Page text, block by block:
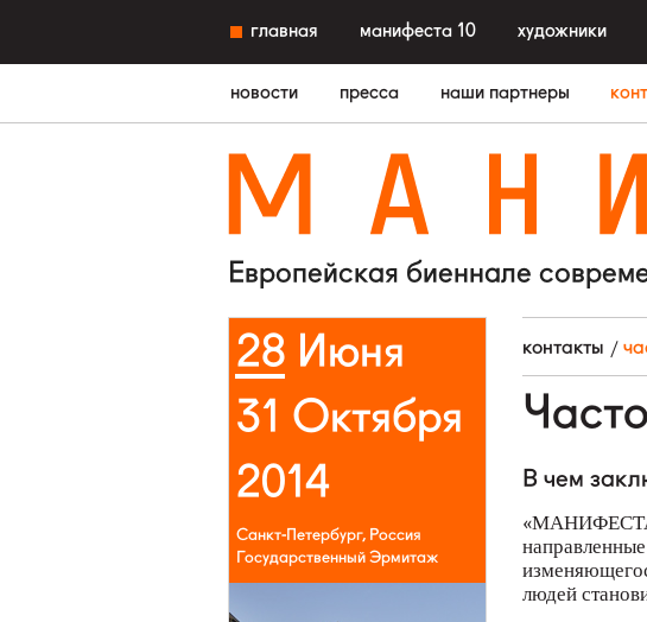
главная манифеста 10 художники
новости пресса наши партнеры
Европейская биеннале
28 Июня
31 Октября
2014
Санкт-Петербург, Россия
Государственный Эрмитаж
контакты
В чем
«МАНИФЕСТА»
людей